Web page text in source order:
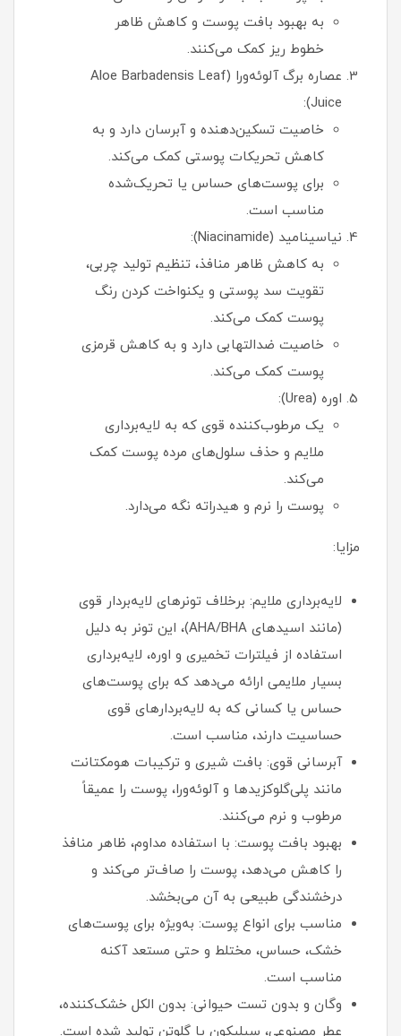
به بهبود بافت پوست و کاهش ظاهر
خطوط ریز کمک می‌کنند.
عصاره برگ آلوئه‌ورا (Aloe Barbadensis Leaf
Juice):
خاصیت تسکین‌دهنده و آبرسان دارد و به
کاهش تحریکات پوستی کمک می‌کند.
برای پوست‌های حساس یا تحریک‌شده
مناسب است.
نیاسینامید (Niacinamide):
به کاهش ظاهر منافذ، تنظیم تولید چربی،
تقویت سد پوستی و یکنواخت کردن رنگ
پوست کمک می‌کند.
خاصیت ضدالتهابی دارد و به کاهش قرمزی
پوست کمک می‌کند.
اوره (Urea):
یک مرطوب‌کننده قوی که به لایه‌برداری
ملایم و حذف سلول‌های مرده پوست کمک
می‌کند.
پوست را نرم و هیدراته نگه می‌دارد.
مزایا:
لایه‌برداری ملایم: برخلاف تونرهای لایه‌بردار قوی
(مانند اسیدهای AHA/BHA)، این تونر به دلیل
استفاده از فیلترات تخمیری و اوره، لایه‌برداری
بسیار ملایمی ارائه می‌دهد که برای پوست‌های
حساس یا کسانی که به لایه‌بردارهای قوی
حساسیت دارند، مناسب است.
آبرسانی قوی: بافت شیری و ترکیبات هومکتانت
مانند پلی‌گلوکزیدها و آلوئه‌ورا، پوست را عمیقاً
مرطوب و نرم می‌کنند.
بهبود بافت پوست: با استفاده مداوم، ظاهر منافذ
را کاهش می‌دهد، پوست را صاف‌تر می‌کند و
درخشندگی طبیعی به آن می‌بخشد.
مناسب برای انواع پوست: به‌ویژه برای پوست‌های
خشک، حساس، مختلط و حتی مستعد آکنه
مناسب است.
وگان و بدون تست حیوانی: بدون الکل خشک‌کننده،